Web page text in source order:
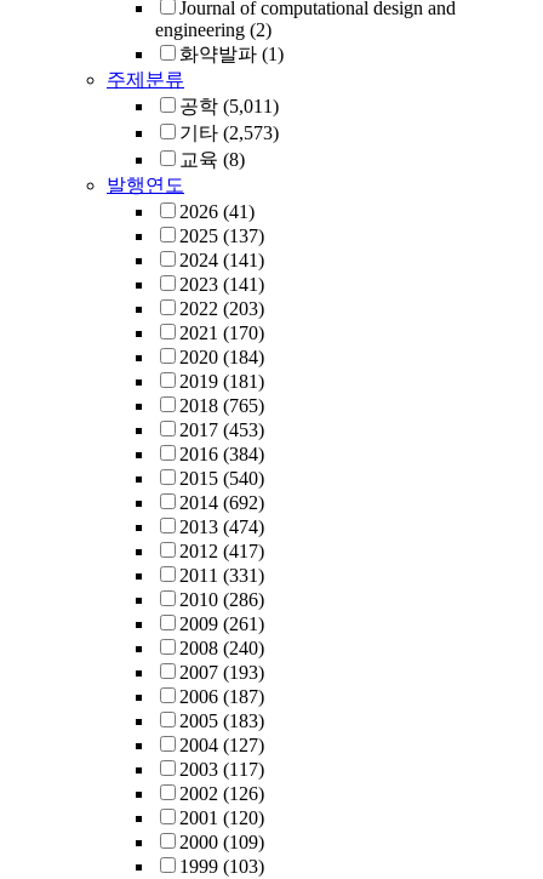
Journal of computational design and
engineering (2)
화약발파 (1)
주제분류
공학 (5,011)
기타 (2,573)
교육 (8)
발행연도
2026 (41)
2025 (137)
2024 (141)
2023 (141)
2022 (203)
2021 (170)
2020 (184)
2019 (181)
2018 (765)
2017 (453)
2016 (384)
2015 (540)
2014 (692)
2013 (474)
2012 (417)
2011 (331)
2010 (286)
2009 (261)
2008 (240)
2007 (193)
2006 (187)
2005 (183)
2004 (127)
2003 (117)
2002 (126)
2001 (120)
2000 (109)
1999 (103)